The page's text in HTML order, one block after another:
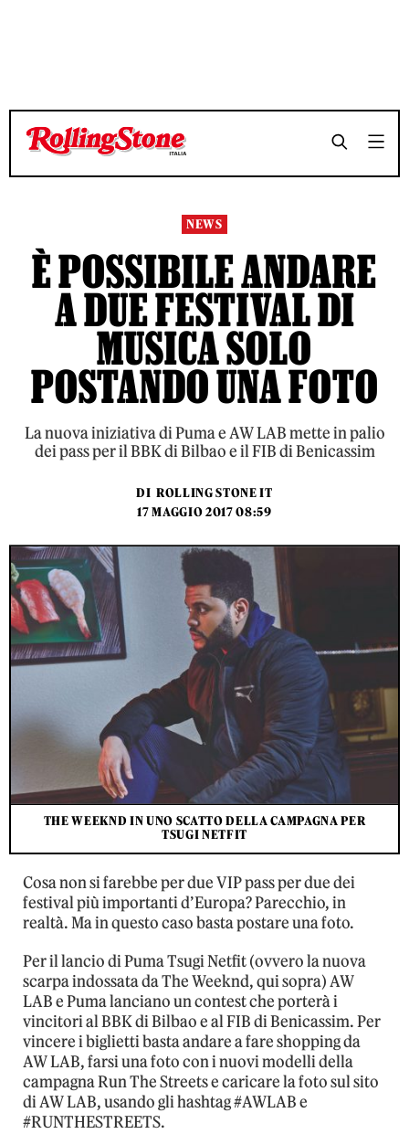
TEMPO DI LETTURA 3 MINUTI SHARE
TEMPO DI LETTURA 3 MINUTI SHARE
NEWS
È POSSIBILE ANDARE
A DUE FESTIVAL DI
MUSICA SOLO
POSTANDO UNA FOTO
La nuova iniziativa di Puma e AW LAB mette in palio
dei pass per il BBK di Bilbao e il FIB di Benicassim
DI ROLLING STONE IT
17 MAGGIO 2017 08:59
THE WEEKND IN UNO SCATTO DELLA CAMPAGNA PER
TSUGI NETFIT
Cosa non si farebbe per due VIP pass per due dei
festival più importanti d’Europa? Parecchio, in
realtà. Ma in questo caso basta postare una foto.
Per il lancio di Puma Tsugi Netfit (ovvero la nuova
scarpa indossata da The Weeknd, qui sopra) AW
LAB e Puma lanciano un contest che porterà i
vincitori al BBK di Bilbao e al FIB di Benicassim. Per
vincere i biglietti basta andare a fare shopping da
AW LAB, farsi una foto con i nuovi modelli della
campagna Run The Streets e caricare la foto sul sito
di AW LAB, usando gli hashtag #AWLAB e
#RUNTHESTREETS.